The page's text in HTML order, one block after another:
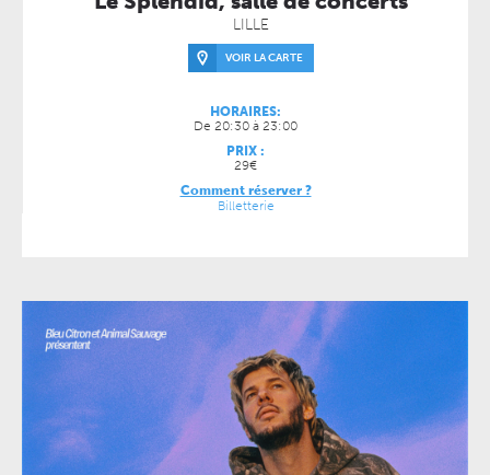
LILLE
VOIR LA CARTE
HORAIRES:
De 20:30 à 23:00
PRIX :
29€
Comment réserver ?
Billetterie